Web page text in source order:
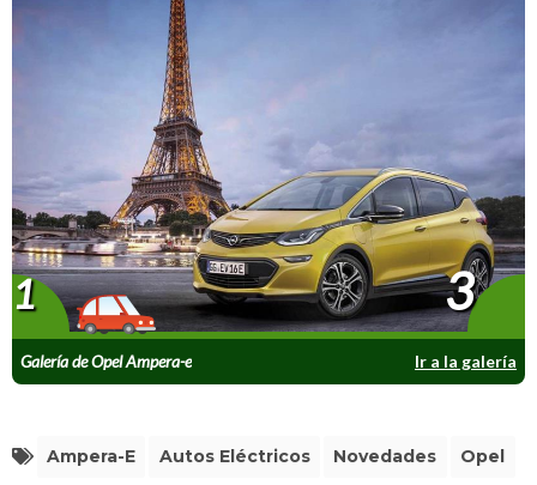
Galería de Opel Ampera-e Ir a la galería
1 3
Ampera-E Autos Eléctricos Novedades Opel